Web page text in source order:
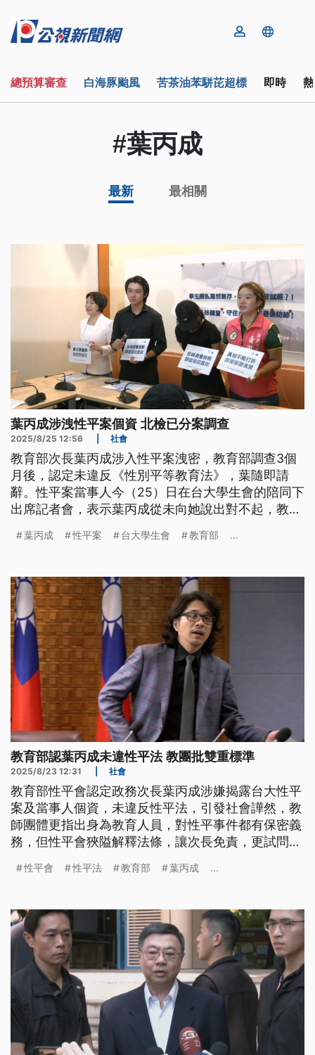
總預算審查 白海豚颱風 苦茶油苯駢芘超標 即時
#葉丙成
最新 最相關
葉丙成涉洩性平案個資 北檢已分案調查
2025/8/25 12:56 社會
教育部次長葉丙成涉入性平案洩密，教育部調查3個
月後，認定未違反《性別平等教育法》，葉隨即請
辭。性平案當事人今（25）日在台大學生會的陪同下
出席記者會，表示葉丙成從未向她說出對不起，教育
葉丙成違反《個資法》，北檢已分案調查。
葉丙成 性平案 台大學生會 教育部 ...
教育部認葉丙成未違性平法 教團批雙重標準
2025/8/23 12:31 社會
教育部性平會認定政務次長葉丙成涉嫌揭露台大性平
案及當事人個資，未違反性平法，引發社會譁然，教
師團體更指出身為教育人員，對性平事件都有保密義
務，但性平會狹隘解釋法條，讓次長免責，更試問未
性平會 性平法 教育部 葉丙成 ...